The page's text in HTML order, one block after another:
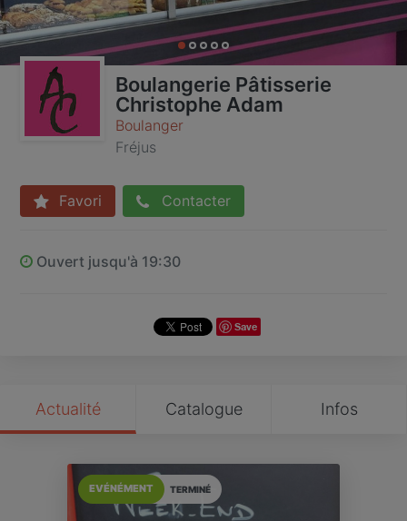
Boulangerie Pâtisserie
Christophe Adam
Boulanger
Fréjus
Favori Contacter
Ouvert jusqu'à 19:30
Save
Actualité Catalogue Infos
TERMINÉ
EVÉNÉMENT